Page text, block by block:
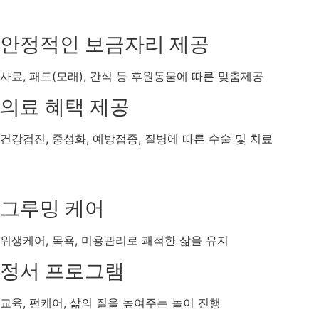
안정적인 보금자리 제공
사료, 패드(모래), 간식 등 후원동물에 따른 맞춤제공
의료 혜택 제공
건강검진, 중성화, 예방접종, 질병에 따른 수술 및 치료
그루밍 케어
위생케어, 목욕, 미용관리로 쾌적한 삶을 유지
정서 프로그램
교육, 펀케어, 삶의 질을 높여주는 놀이 진행